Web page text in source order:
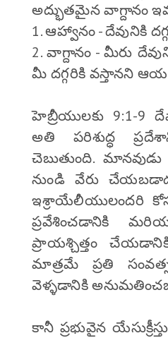
అద్భుతమైన వాగ్దానం
1. ఆహ్వానం - దేవునికి
2. వాగ్దానం - మీరు
మీ దగ్గరికి వస్తానని
హెబ్రీయులకు 9:1-
అతి పరిశుద్ధ
చెబుతుంది.
నుండి వేరు
ఇశ్రాయేలీయులందరి
ప్రవేశించడానికి
ప్రాయశ్చిత్తం
మాత్రమే ప్రతి
వెళ్ళడానికి
కానీ ప్రభువైన